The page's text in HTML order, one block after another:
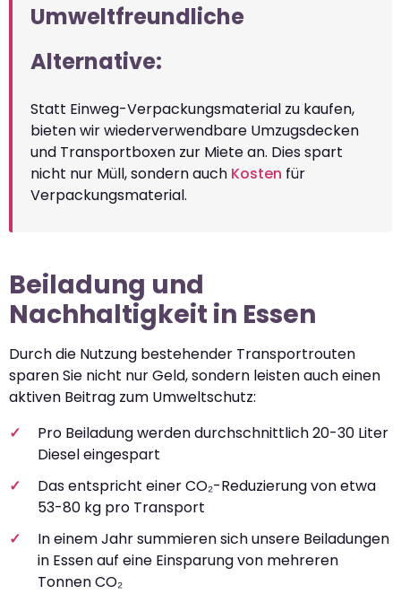
Umweltfreundliche
Alternative:
Statt Einweg-Verpackungsmaterial zu kaufen,
bieten wir wiederverwendbare Umzugsdecken
und Transportboxen zur Miete an. Dies spart
nicht nur Müll, sondern auch Kosten für
Verpackungsmaterial.
Beiladung und
Nachhaltigkeit in Essen
Durch die Nutzung bestehender Transportrouten
sparen Sie nicht nur Geld, sondern leisten auch einen
aktiven Beitrag zum Umweltschutz:
Pro Beiladung werden durchschnittlich 20-30 Liter
Diesel eingespart
Das entspricht einer CO₂-Reduzierung von etwa
53-80 kg pro Transport
In einem Jahr summieren sich unsere Beiladungen
in Essen auf eine Einsparung von mehreren
Tonnen CO₂